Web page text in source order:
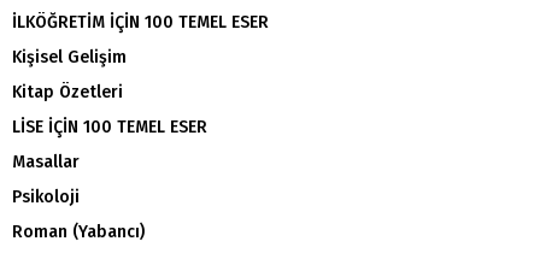
İLKÖĞRETİM İÇİN 100 TEMEL ESER
Kişisel Gelişim
Kitap Özetleri
LİSE İÇİN 100 TEMEL ESER
Masallar
Psikoloji
Roman (Yabancı)